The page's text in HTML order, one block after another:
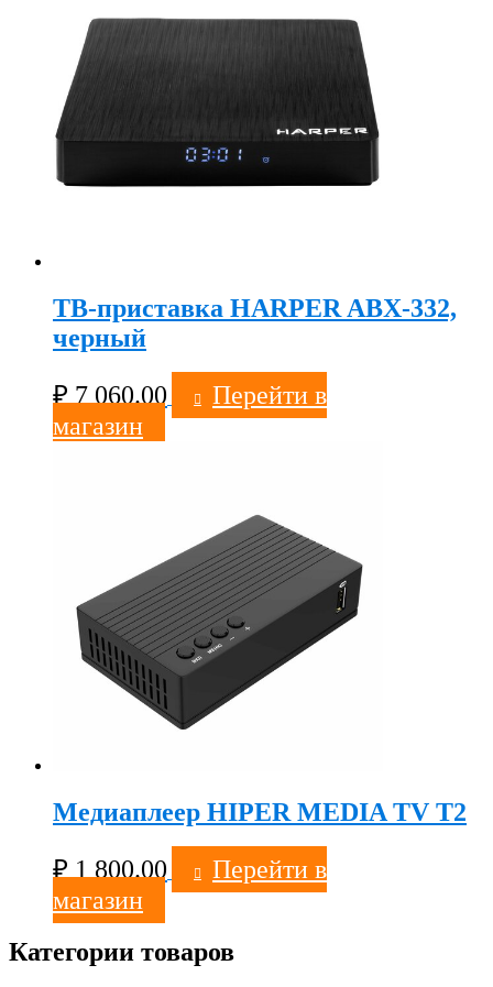
ТВ-приставка HARPER ABX-332,
черный
₽7 060.00
Перейти в
магазин
Медиаплеер HIPER MEDIA TV T2
₽ 1 800.00
Перейти в
магазин
Категории товаров